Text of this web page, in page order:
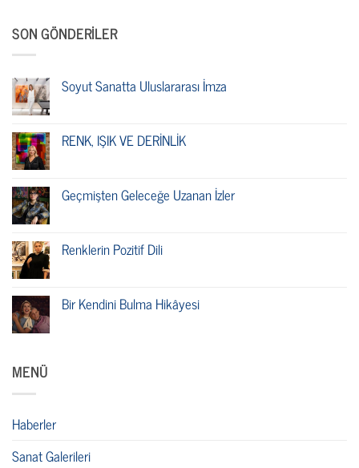
SON GÖNDERILER
Soyut Sanatta Uluslararası İmza
RENK, IŞIK VE DERİNLİK
Geçmişten Geleceğe Uzanan İzler
Renklerin Pozitif Dili
Bir Kendini Bulma Hikâyesi
MENÜ
Haberler
Sanat Galerileri